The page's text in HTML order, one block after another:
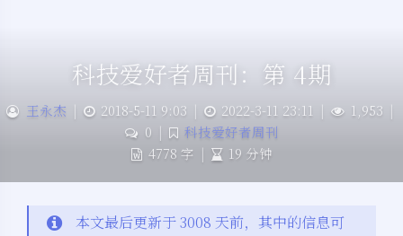
科技爱好者周刊：第 4期
王永杰 | 2018-5-11 9:03 | 2022-3-11 23:11 | 1,953 |
0 |
科技爱好者周刊
4778 字 | 19 分钟
本文最后更新于 3008 天前，其中的信息可